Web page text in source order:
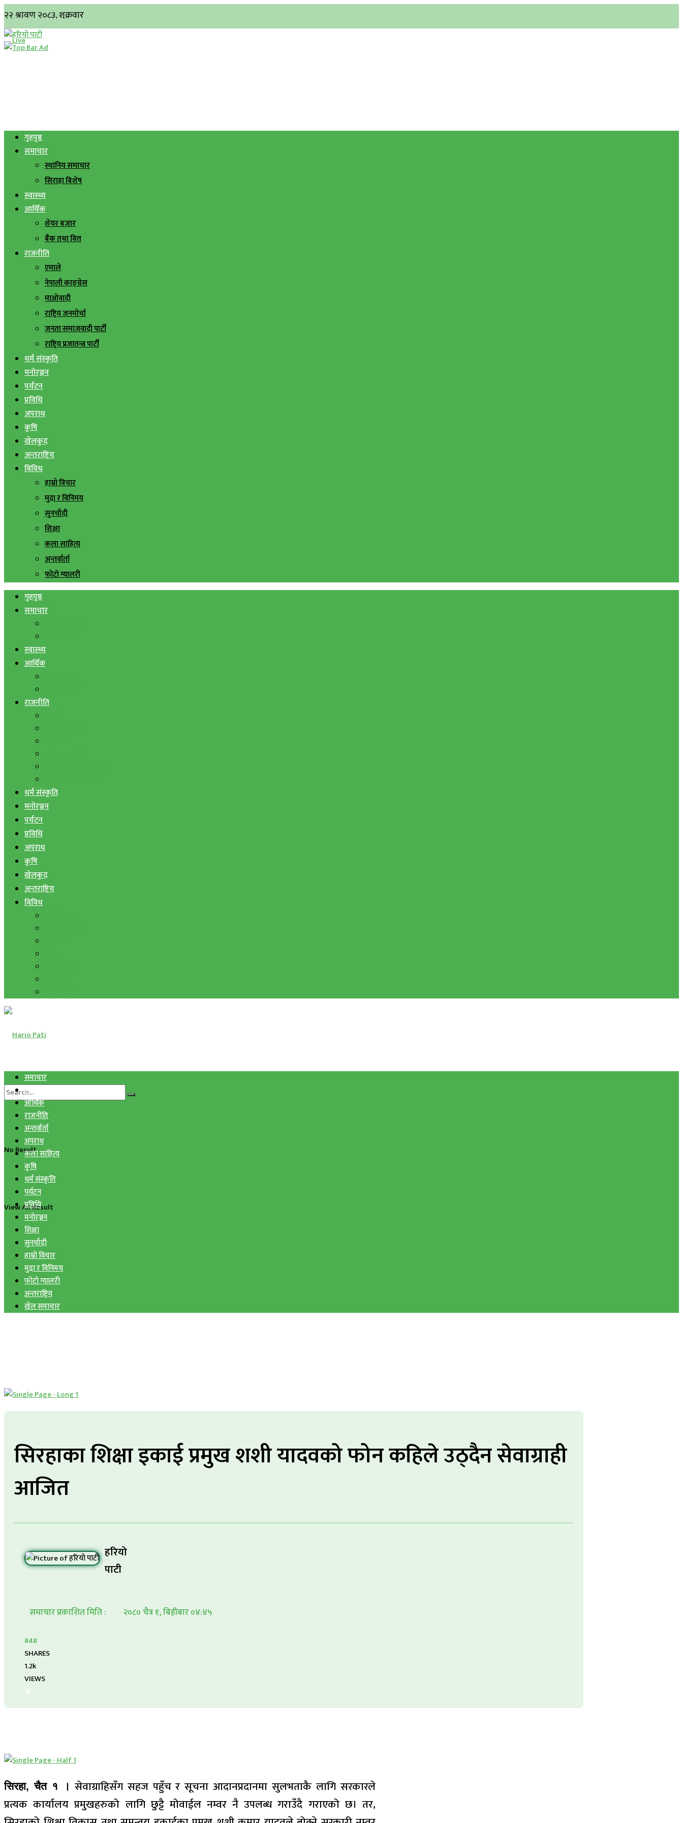
गृहपृष्ठ
समाचार
स्थानिय समाचार
सिराहा बिशेष
स्वास्थ्य
आर्थिक
शेयर बजार
बैंक तथा वित्त
राजनीति
एमाले
नेपाली काङ्ग्रेस
माओवादी
राष्ट्रिय जनमोर्चा
जनता समाजवादी पार्टी
राष्ट्रिय प्रजातन्त्र पार्टी
धर्म संस्कृति
मनोरञ्जन
पर्यटन
प्रविधि
अपराध
कृषि
खेलकुद
अन्तराष्ट्रिय
विविध
हाम्रो विचार
मुद्रा र विनिमय
सुनचाँदी
शिक्षा
कला साहित्य
अन्तर्वार्ता
फोटो ग्यालरी
गृहपृष्ठ
समाचार
स्वास्थ्य
आर्थिक
राजनीति
धर्म संस्कृति
मनोरञ्जन
पर्यटन
प्रविधि
अपराध
कृषि
खेलकुद
अन्तराष्ट्रिय
विविध
No Result
View All Result
समाचार
स्वास्थ्य
आर्थिक
राजनीति
अन्तर्वार्ता
अपराध
कला साहित्य
कृषि
धर्म संस्कृति
पर्यटन
प्रविधि
मनोरञ्जन
शिक्षा
सुनचाँदी
हाम्रो विचार
मुद्रा र विनिमय
फोटो ग्यालरी
अन्तराष्ट्रिय
खेल समाचार
सिरहाका शिक्षा इकाई प्रमुख शशी यादवको फोन कहिले उठ्दैन सेवाग्राही
आजित
हरियो
पाटी
समाचार प्रकाशित मिति : २०८० चैत्र १, बिहीबार ०४:४५
848
SHARES
1.2k
VIEWS
सिरहा, चैत १ । सेवाग्राहिसँग सहज पहुँच र सूचना आदानप्रदानमा सुलभताकै लागि सरकारले
प्रत्यक कार्यालय प्रमुखहरुको लागि छुट्टै मोवाईल नम्वर नै उपलब्ध गराउँदै गराएको छ। तर,